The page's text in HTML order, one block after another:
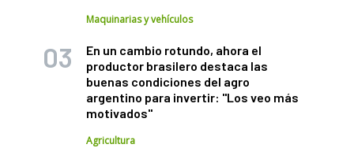
Maquinarias y vehículos
En un cambio rotundo, ahora el
productor brasilero destaca las
buenas condiciones del agro
argentino para invertir: "Los veo más
motivados"
Agricultura